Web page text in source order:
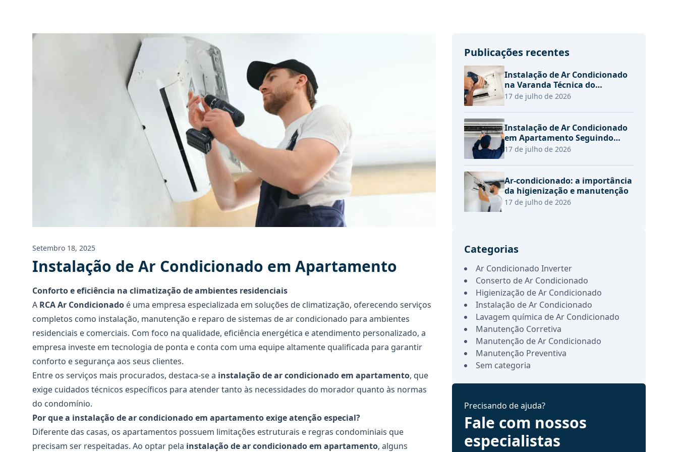
Setembro 18, 2025
Instalação de Ar Condicionado em Apartamento
Conforto e eficiência na climatização de ambientes residenciais
A RCA Ar Condicionado é uma empresa especializada em soluções de climatização, oferecendo serviços
completos como instalação, manutenção e reparo de sistemas de ar condicionado para ambientes
residenciais e comerciais. Com foco na qualidade, eficiência energética e atendimento personalizado, a
empresa investe em tecnologia de ponta e conta com uma equipe altamente qualificada para garantir
conforto e segurança aos seus clientes.
Entre os serviços mais procurados, destaca-se a instalação de ar condicionado em apartamento, que
exige cuidados técnicos específicos para atender tanto às necessidades do morador quanto às normas
do condomínio.
Por que a instalação de ar condicionado em apartamento exige atenção especial?
Diferente das casas, os apartamentos possuem limitações estruturais e regras condominiais que
precisam ser respeitadas. Ao optar pela instalação de ar condicionado em apartamento, alguns
Publicações recentes
Instalação de Ar Condicionado
na Varanda Técnica do
Apartamento
17 de julho de 2026
Instalação de Ar Condicionado
em Apartamento Seguindo
Regras do Condomínio
17 de julho de 2026
Ar-condicionado: a importância
da higienização e manutenção
17 de julho de 2026
Categorias
Ar Condicionado Inverter
Conserto de Ar Condicionado
Higienização de Ar Condicionado
Instalação de Ar Condicionado
Lavagem química de Ar Condicionado
Manutenção Corretiva
Manutenção de Ar Condicionado
Manutenção Preventiva
Sem categoria
Precisando de ajuda?
Fale com nossos
especialistas